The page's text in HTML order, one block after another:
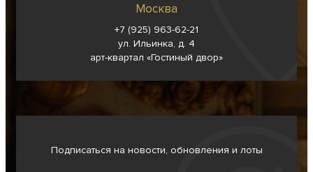
Москва
+7 (925) 963-62-21
ул. Ильинка, д. 4
арт-квартал «Гостиный двор»
Подписаться на новости, обновления и лоты